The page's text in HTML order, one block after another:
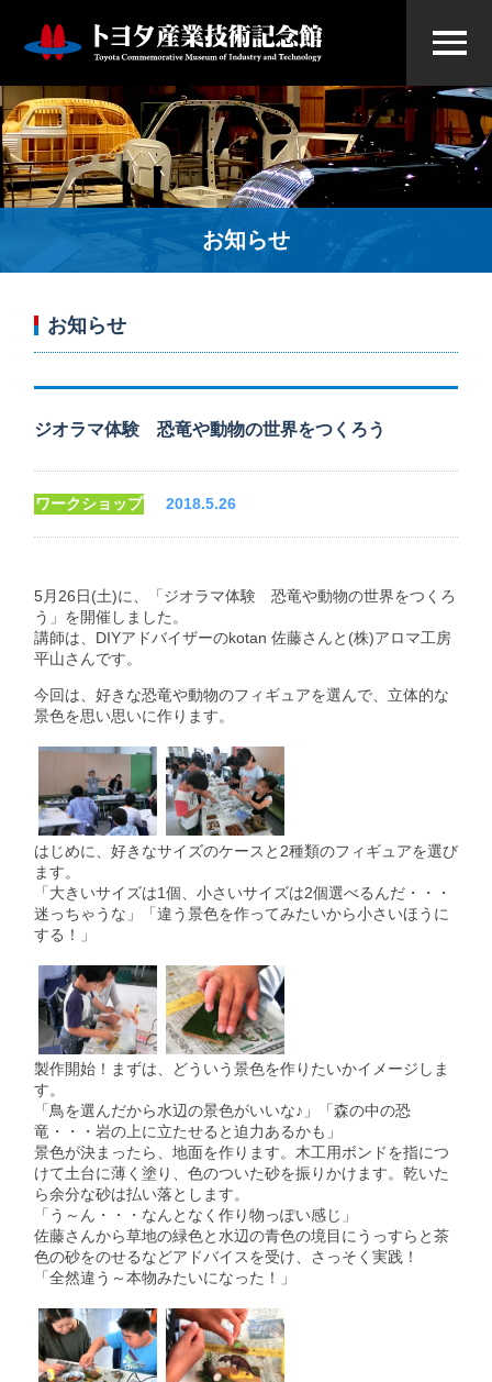
お知らせ
お知らせ
ジオラマ体験 恐竜や動物の世界をつくろう
ワークショップ 2018.5.26
5月26日(土)に、「ジオラマ体験 恐竜や動物の世界をつくろ
う」を開催しました。
講師は、DIYアドバイザーのkotan 佐藤さんと(株)アロマ工房
平山さんです。
今回は、好きな恐竜や動物のフィギュアを選んで、立体的な
景色を思い思いに作ります。
はじめに、好きなサイズのケースと2種類のフィギュアを選び
ます。
「大きいサイズは1個、小さいサイズは2個選べるんだ・・・
迷っちゃうな」「違う景色を作ってみたいから小さいほうに
する！」
製作開始！まずは、どういう景色を作りたいかイメージしま
す。
「鳥を選んだから水辺の景色がいいな♪」「森の中の恐
竜・・・岩の上に立たせると迫力あるかも」
景色が決まったら、地面を作ります。木工用ボンドを指につ
けて土台に薄く塗り、色のついた砂を振りかけます。乾いた
ら余分な砂は払い落とします。
「う～ん・・・なんとなく作り物っぽい感じ」
佐藤さんから草地の緑色と水辺の青色の境目にうっすらと茶
色の砂をのせるなどアドバイスを受け、さっそく実践！
「全然違う～本物みたいになった！」